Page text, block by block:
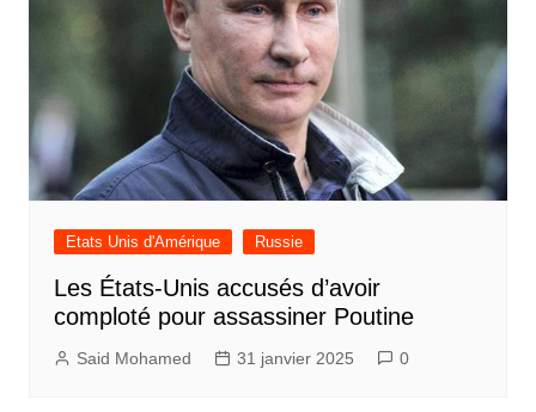
Etats Unis d'Amérique Russie
Les États-Unis accusés d’avoir
comploté pour assassiner Poutine
Said Mohamed 31 janvier 2025 0